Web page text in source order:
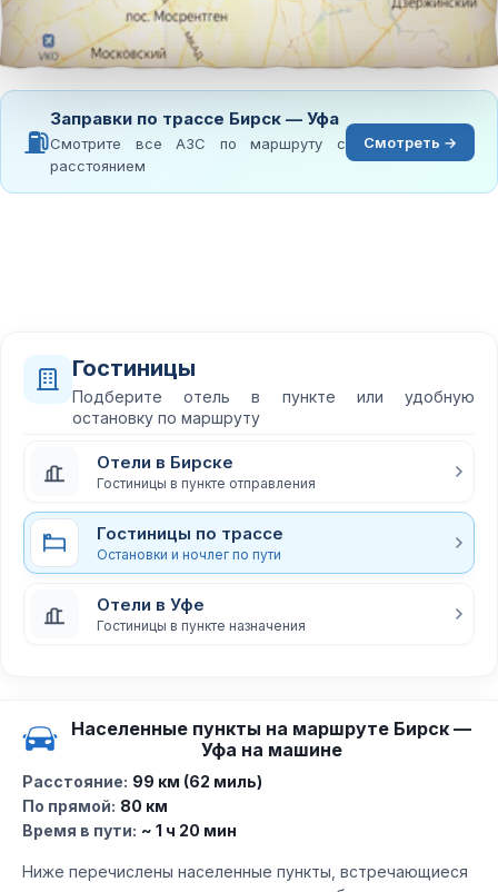
⛽
Заправки по трассе Бирск — Уфа
Смотрите все АЗС по маршруту с
расстоянием
Смотреть →
Гостиницы
Подберите отель в пункте или удобную
остановку по маршруту
Отели в Бирске
Гостиницы в пункте отправления
Гостиницы по трассе
Остановки и ночлег по пути
Отели в Уфе
Гостиницы в пункте назначения
Населенные пункты на маршруте Бирск —
Уфа на машине
Расстояние: 99 км (62 миль)
По прямой: 80 км
Время в пути: ~ 1 ч 20 мин
Ниже перечислены населенные пункты, встречающиеся